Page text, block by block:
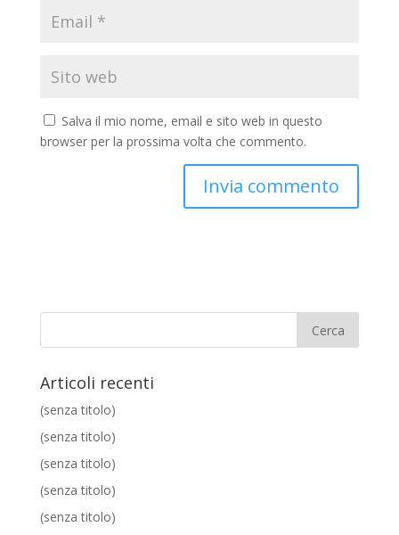
Salva il mio nome, email e sito web in questo
browser per la prossima volta che commento.
Articoli recenti
(senza titolo)
(senza titolo)
(senza titolo)
(senza titolo)
(senza titolo)